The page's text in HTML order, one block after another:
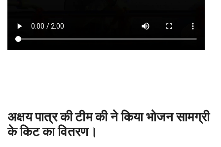
अक्षय पात्र की टीम की ने किया भोजन सामग्री
के किट का वितरण।